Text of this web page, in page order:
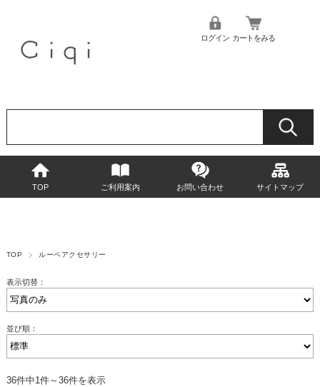
ログイン カートをみる
TOP ご利用案内 お問い合わせ サイトマップ
TOP ルーペアクセサリー
表示切替：
並び順：
36件中1件～36件を表示